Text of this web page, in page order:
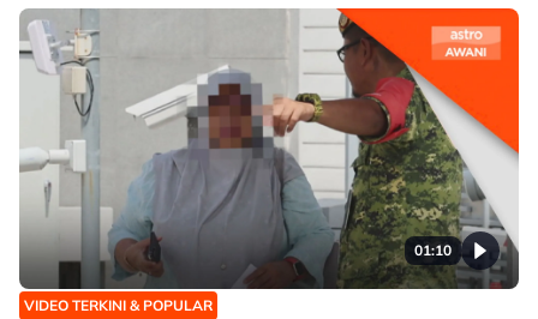
01:10
VIDEO TERKINI & POPULAR